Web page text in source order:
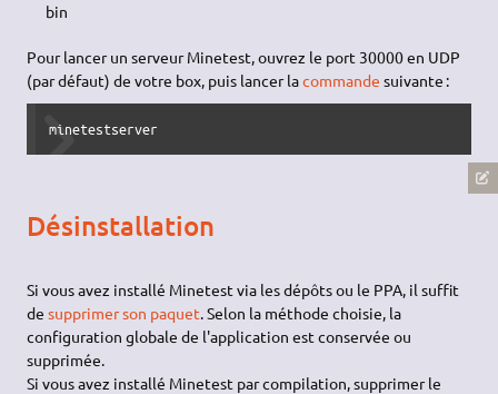
bin
Pour lancer un serveur Minetest, ouvrez le port 30000 en UDP
(par défaut) de votre box, puis lancer lacommande suivante :
minetestserver
Désinstallation
Si vous avez installé Minetest via les dépôts ou le PPA, il suffit
desupprimer son paquet. Selon la méthode choisie, la
configuration globale de l'application est conservée ou
supprimée.
Si vous avez installé Minetest par compilation, supprimer le